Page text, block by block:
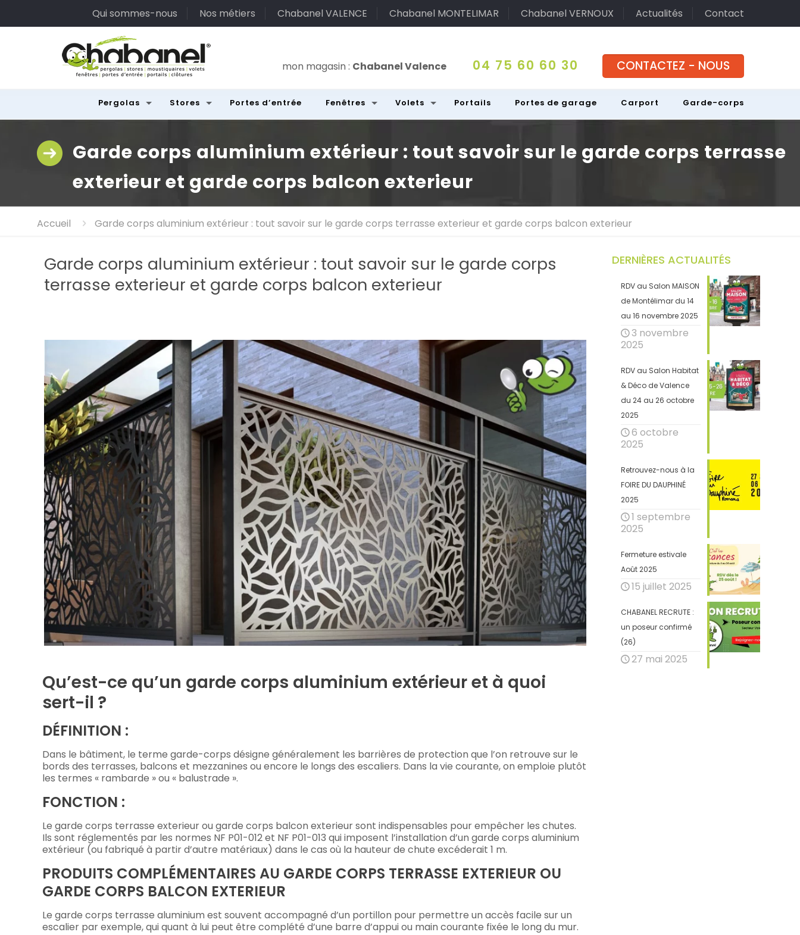
Qui sommes-nous Nos métiers Chabanel VALENCE Chabanel MONTELIMAR Chabanel VERNOUX Actualités Contact
Pergolas Stores Portes d’entrée Fenêtres Volets Portails Portes de garage Carport Garde-corps
mon magasin : Chabanel Valence 04 75 60 60 30 CONTACTEZ - NOUS
Garde corps aluminium extérieur : tout savoir sur le garde corps terrasse
exterieur et garde corps balcon exterieur
Accueil Garde corps aluminium extérieur : tout savoir sur le garde corps terrasse exterieur et garde corps balcon exterieur
Garde corps aluminium extérieur : tout savoir sur le garde corps
terrasse exterieur et garde corps balcon exterieur
Qu’est-ce qu’un garde corps aluminium extérieur et à quoi
sert-il ?
DÉFINITION :
Dans le bâtiment, le terme garde-corps désigne généralement les barrières de protection que l’on retrouve sur le
bords des terrasses, balcons et mezzanines ou encore le longs des escaliers. Dans la vie courante, on emploie plutôt
les termes « rambarde » ou « balustrade ».
FONCTION :
Le garde corps terrasse exterieur ou garde corps balcon exterieur sont indispensables pour empêcher les chutes.
Ils sont réglementés par les normes NF P01-012 et NF P01-013 qui imposent l’installation d’un garde corps aluminium
extérieur (ou fabriqué à partir d’autre matériaux) dans le cas où la hauteur de chute excéderait 1 m.
PRODUITS COMPLÉMENTAIRES AU GARDE CORPS TERRASSE EXTERIEUR OU
GARDE CORPS BALCON EXTERIEUR
Le garde corps terrasse aluminium est souvent accompagné d’un portillon pour permettre un accès facile sur un
escalier par exemple, qui quant à lui peut être complété d’une barre d’appui ou main courante fixée le long du mur.
DERNIÈRES ACTUALITÉS
RDV au Salon MAISON
de Montélimar du 14
au 16 novembre 2025
3 novembre
2025
RDV au Salon Habitat
& Déco de Valence
du 24 au 26 octobre
2025
6 octobre
2025
Retrouvez-nous à la
FOIRE DU DAUPHINÉ
2025
1 septembre
2025
Fermeture estivale
Août 2025
15 juillet 2025
CHABANEL RECRUTE :
un poseur confirmé
(26)
27 mai 2025